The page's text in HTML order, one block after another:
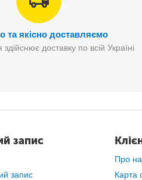
та якісно доставляємо
доставку по всій Україні
запис
запис
Про
Карта